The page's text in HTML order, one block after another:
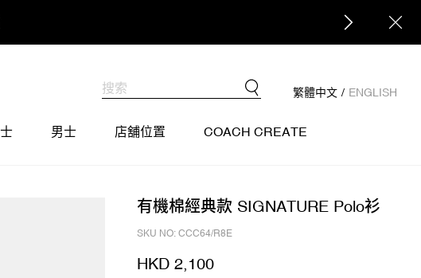
繁體中文 / ENGLISH
男士 店舖位置 COACH CREATE
有機棉經典款 SIGNATURE Polo衫
SKU NO: CCC64/R8E
HKD 2,100